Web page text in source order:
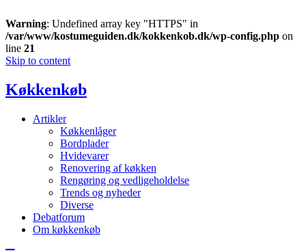
Warning: Undefined array key "HTTPS" in
/var/www/kostumeguiden.dk/kokkenkob.dk/wp-config.php on
line 21
Skip to content
Køkkenkøb
Artikler
Køkkenlåger
Bordplader
Hvidevarer
Renovering af køkken
Rengøring og vedligeholdelse
Trends og nyheder
Diverse
Debatforum
Om køkkenkøb